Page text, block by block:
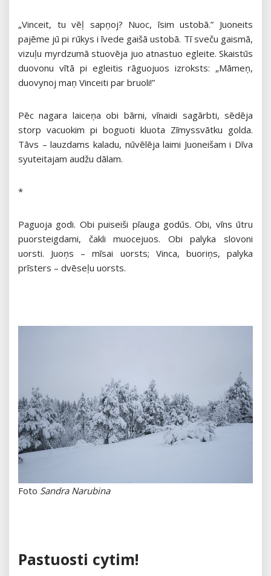
„Vinceit, tu vēļ sapņoj? Nuoc, īsim ustobā.” Juoneits
pajēme jū pi rūkys i īvede gaišā ustobā. Tī sveču gaismā,
vizuļu myrdzumā stuovēja juo atnastuo egleite. Skaistūs
duovonu vītā pi egleitis rāguojuos izroksts: „Māmeņ,
duovynoj maņ Vinceiti par bruoli!”
Pēc nagara laiceņa obi bārni, vīnaidi sagārbti, sēdēja
storp vacuokim pi boguoti kluota Zīmyssvātku golda.
Tāvs – lauzdams kaladu, nūvēlēja laimi Juoneišam i Dīva
syuteitajam audžu dālam.
*
Paguoja godi. Obi puiseiši pīauga godūs. Obi, vīns ūtru
puorsteigdami, čakli muocejuos. Obi palyka slovoni
uorsti. Juoņs – mīsai uorsts; Vinca, buoriņs, palyka
prīsters – dvēseļu uorsts.
Foto Sandra Narubina
Pastuosti cytim!